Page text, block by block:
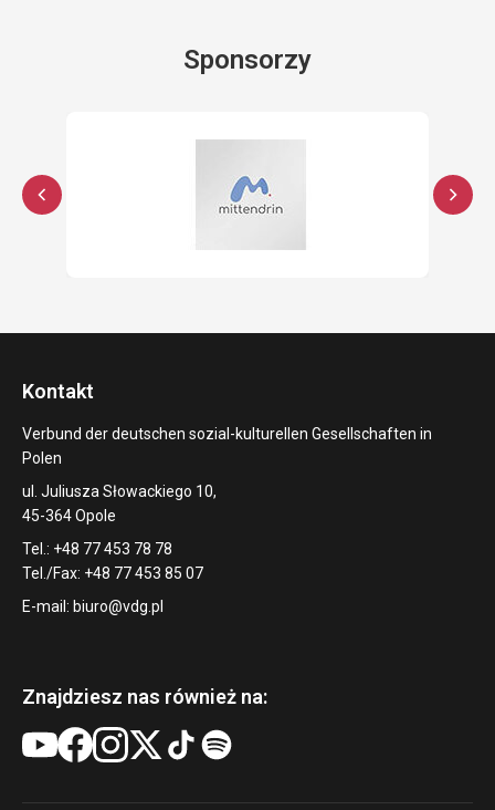
Sponsorzy
Kontakt
Verbund der deutschen sozial-kulturellen Gesellschaften in
Polen
ul. Juliusza Słowackiego 10,
45-364 Opole
Tel.: +48 77 453 78 78
Tel./Fax: +48 77 453 85 07
E-mail: biuro@vdg.pl
Znajdziesz nas również na: